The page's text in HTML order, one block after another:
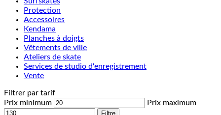
Protection
Accessoires
Kendama
Planches à doigts
Vêtements de ville
Ateliers de skate
Services de studio d'enregistrement
Vente
Filtrer par tarif
Prix minimum
Prix maximum
Filtre